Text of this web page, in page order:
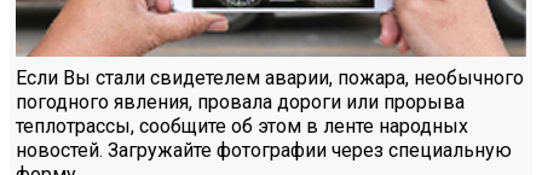
Если Вы стали свидетелем аварии, пожара, необычного
погодного явления, провала дороги или прорыва
теплотрассы, сообщите об этом в ленте народных
новостей. Загружайте фотографии через специальную